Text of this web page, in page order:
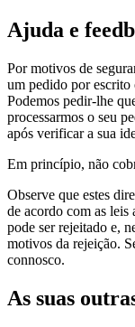
Ajuda e
Por motivos de
um pedido por escrito
Podemos pedir-lhe
processarmos o seu
após verificar a sua
Em princípio, não
Observe que estes
de acordo com as leis
pode ser rejeitado e,
motivos da rejeição.
connosco.
As suas